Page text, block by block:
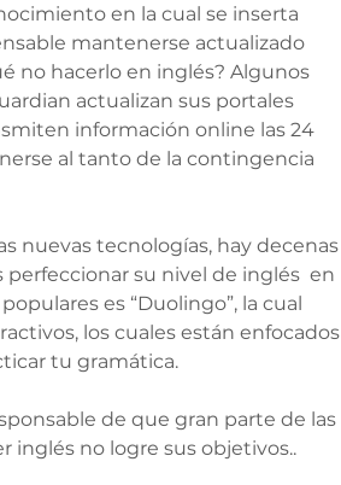
en la cual se inserta
mantenerse actualizado
no hacerlo en inglés? Algunos
actualizan sus portales
información online las 24
al tanto de la contingencia
nuevas tecnologías, hay decenas
su nivel de inglés  en
es “Duolingo”, la cual
los cuales están enfocados
tu gramática.
de que gran parte de las
inglés no logre sus objetivos..